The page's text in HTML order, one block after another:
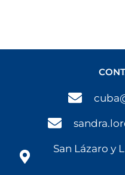
San Lázaro y